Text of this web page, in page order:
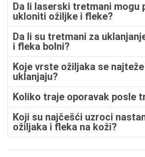
Da li laserski tretmani mogu
ukloniti ožiljke i fleke?
Da li su tretmani za
i fleka bolni?
Koje vrste ožiljaka se najteže
uklanjaju?
Koliko traje oporavak posle
Koji su najčešći uzroci
ožiljaka i fleka na koži?